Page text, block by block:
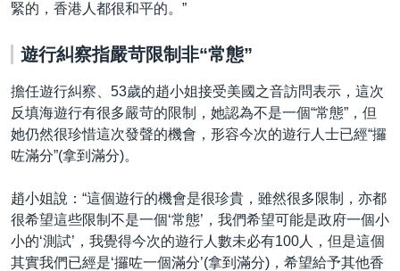
緊的，香港人都很和平的。”
遊行糾察指嚴苛限制非“常態”
擔任遊行糾察、53歲的趙小姐接受美國之音訪問表示，這次
反填海遊行有很多嚴苛的限制，她認為不是一個“常態”，但
她仍然很珍惜這次發聲的機會，形容今次的遊行人士已經“攞
咗滿分”(拿到滿分)。
趙小姐說：“這個遊行的機會是很珍貴，雖然很多限制，亦都
很希望這些限制不是一個‘常態’，我們希望可能是政府一個小
小的‘測試’，我覺得今次的遊行人數未必有100人，但是這個
其實我們已經是‘攞咗一個滿分’(拿到滿分)，希望給予其他香